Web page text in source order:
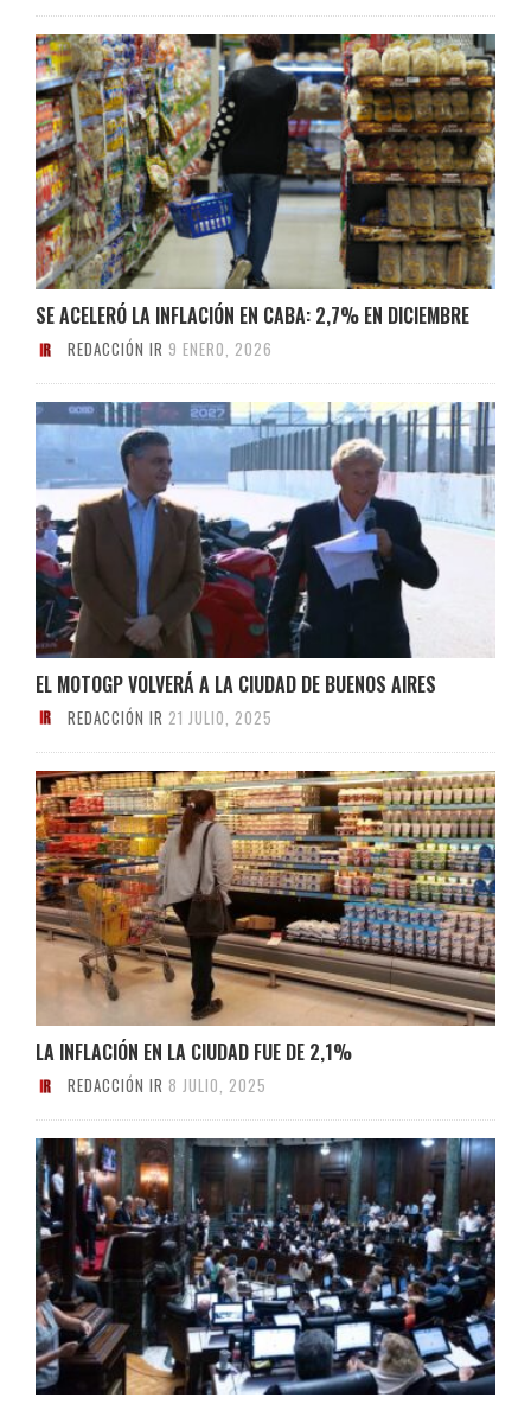
SE ACELERÓ LA INFLACIÓN EN CABA: 2,7% EN DICIEMBRE
REDACCIÓN IR 9 ENERO, 2026
EL MOTOGP VOLVERÁ A LA CIUDAD DE BUENOS AIRES
REDACCIÓN IR 21 JULIO, 2025
LA INFLACIÓN EN LA CIUDAD FUE DE 2,1%
REDACCIÓN IR 8 JULIO, 2025